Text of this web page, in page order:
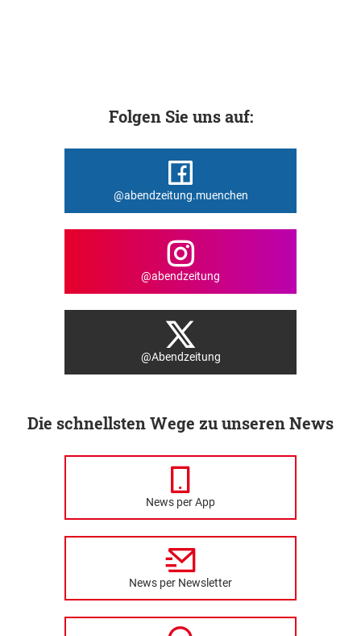
Folgen Sie uns auf:
@abendzeitung.muenchen
@abendzeitung
@Abendzeitung
Die schnellsten Wege zu unseren News
News per App
News per Newsletter